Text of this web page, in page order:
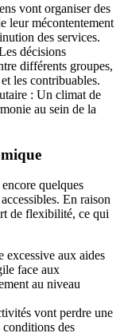
vont organiser des
leur mécontentement
des services.
décisions
différents groupes,
les contribuables.
: Un climat de
au sein de la
quelques
En raison
de flexibilité, ce qui
excessive aux aides
face aux
au niveau
vont perdre une
conditions des